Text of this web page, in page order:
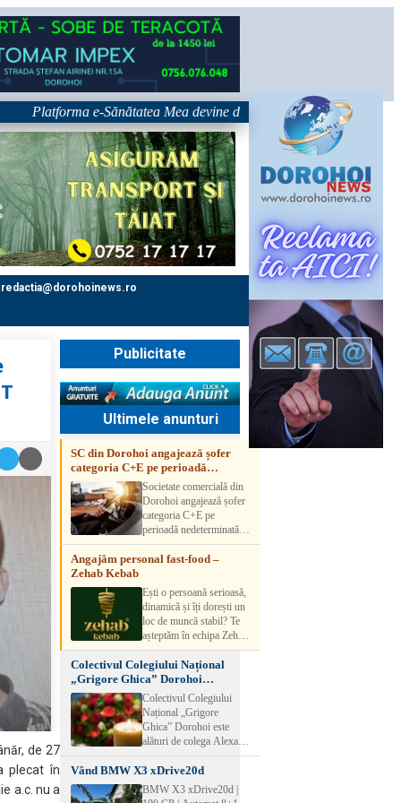
Platforma e-Sănătatea Mea devine disponibilă pe 1 septembrie:
redactia@dorohoinews.ro
de 27
plecat în
a.c. nu a
Publicitate
Ultimele anunturi
SC din Dorohoi angajează șofer
categoria C+E pe perioadă
nedeterminatăSocietate comercială din
Dorohoi angajează șofer
categoria C+E pe
perioadă nedeterminată.
Candidatul trebuie să
aibă experiență și atestat
detalii, vă rog să sunați la
numărul de telefon.
Angajăm personal fast-food –
Zehab Kebab
Ești o persoană serioasă,
dinamică și îți dorești un
loc de muncă stabil? Te
așteptăm în echipa Zehab
Kebab! Posturi
disponibile: -
SHAORMAR AJUTOR
BUCATAR 2/posturi -
LUCRATOR
COMERCIAL
VANZATOR /2 posturi
muncă Program flexibil
Salariu motivant, în
funcție de experienț
Colectivul Colegiului Național
„Grigore Ghica” Dorohoi
transmite sincere condoleanțe
Colectivul Colegiului
Național „Grigore
Ghica” Dorohoi este
alături de colega Alexa
Lăcrămioara la trecerea în
neființă a soțului și
transmite sincere
condoleanțe familiei.
Vând BMW X3 xDrive20d
BMW X3 xDrive20d |